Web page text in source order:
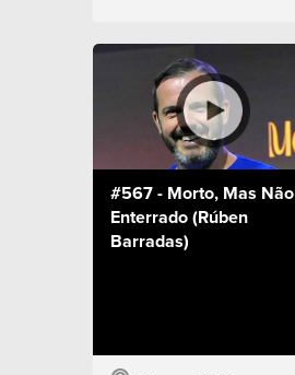
#567 - Morto, Mas Não
Enterrado (Rúben
Barradas)